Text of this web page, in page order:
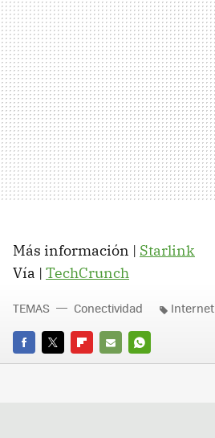
Más información | Starlink
Vía | TechCrunch
FACEBOOK
TWITTERFLIPBOARD
E-
WHATSAPP
TEMAS Conectividad Internet